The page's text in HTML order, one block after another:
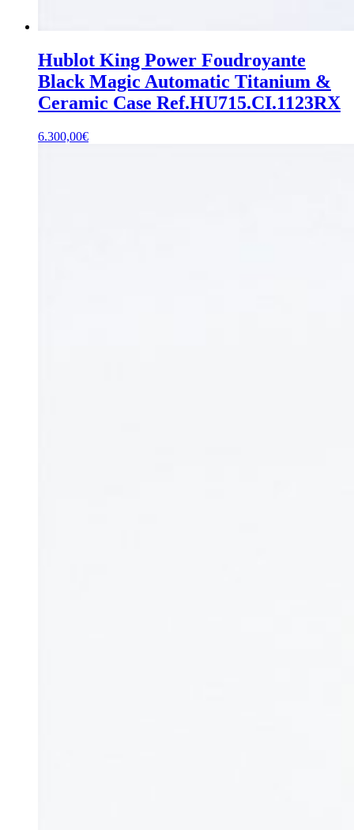
Hublot King Power Foudroyante
Black Magic Automatic Titanium &
Ceramic Case Ref.HU715.CI.1123RX
6.300,00€